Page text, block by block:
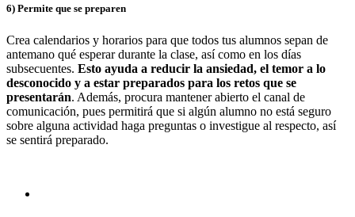
6) Permite que se preparen
Crea calendarios y horarios para que todos tus alumnos sepan de
antemano qué esperar durante la clase, así como en los días
subsecuentes. Esto ayuda a reducir la ansiedad, el temor a lo
desconocido y a estar preparados para los retos que se
presentarán. Además, procura mantener abierto el canal de
comunicación, pues permitirá que si algún alumno no está seguro
sobre alguna actividad haga preguntas o investigue al respecto, así
se sentirá preparado.